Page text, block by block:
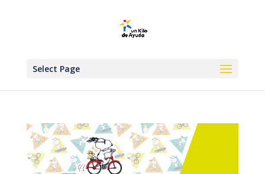
Select Page